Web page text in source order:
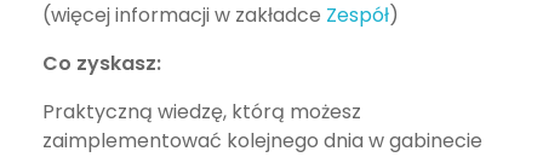
(więcej informacji w zakładce Zespół)
Co zyskasz:
Praktyczną wiedzę, którą możesz
zaimplementować kolejnego dnia w gabinecie